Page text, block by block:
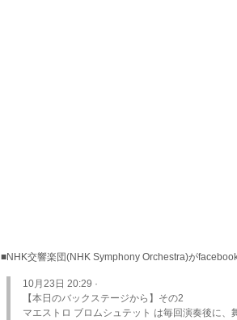
■NHK交響楽団(NHK Symphony Orchestra)が
10月23日 20:29 ·
【本日のバックステージから】その2
マエストロ ブロムシュテット は毎回演奏後に